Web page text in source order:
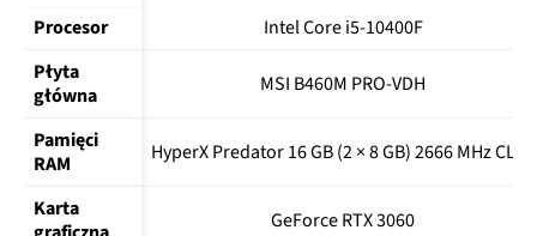
Procesor
Intel Core i5-10400F
Płyta
główna
MSI B460M PRO-VDH
Pamięci
RAM
HyperX Predator 16 GB (2 × 8 GB) 2666 MHz CL13
Karta
GeForce RTX 3060